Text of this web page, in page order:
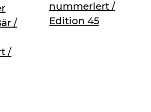
/
/
nummeriert /
Edition 45